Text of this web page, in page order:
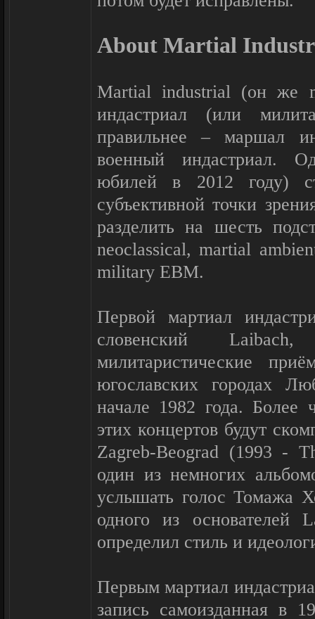
About Martial
Martial industrial (он же
индастриал (или
правильнее – маршал
военный индастриал.
юбилей в 2012 году)
субъективной точки
разделить на шесть
neoclassical, martial
military EBM.
Первой мартиал
словенский Laibach,
милитаристические
югославских городах
начале 1982 года. Более
этих концертов будут
Zagreb-Beograd (1993 -
один из немногих
услышать голос Томажа
одного из основателей
определил стиль и
Первым мартиал
запись самоизданная в